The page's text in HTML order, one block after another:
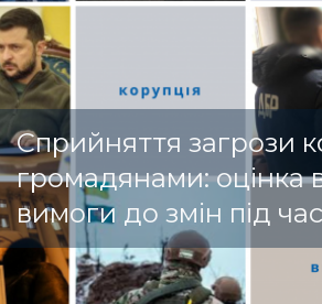
Сприйняття загрози
громадянами: оцінка
вимоги до змін під